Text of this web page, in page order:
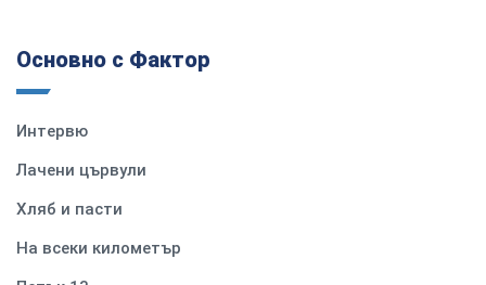
Основно с Фактор
Интервю
Лачени цървули
Хляб и пасти
На всеки километър